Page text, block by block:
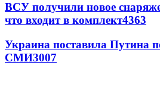
ВСУ получили новое
что входит в комплект4363
Украина поставила Путина
СМИ3007